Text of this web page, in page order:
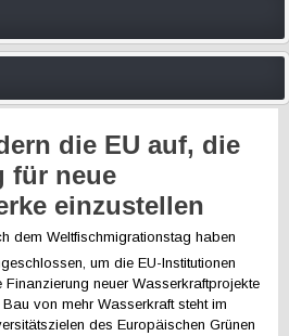
die EU auf, die
für neue
einzustellen
dem Weltfischmigrationstag haben
um die EU-Institutionen
Finanzierung neuer Wasserkraftprojekte
von mehr Wasserkraft steht im
des Europäischen Grünen